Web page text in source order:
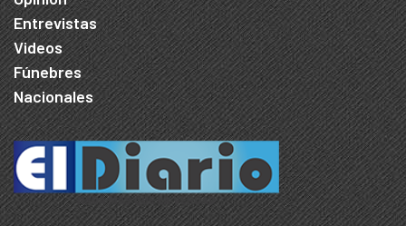
Entrevistas
Videos
Fúnebres
Nacionales